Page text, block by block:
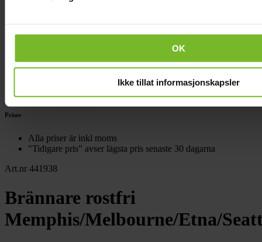
OK
Ikke tillat informasjonskapsler
om distansavtal. Meddela oss om du vill nyttja ångerrätten
inom 14 dagar efter att du har mottagit varan.
Om du har beställt varan till en av våra återförsäljare ska den
lämnas tillbaka och återbetalas där. Har du beställt varan
Priser
Alla priser är inkl moms
"Tidigare pris" avser lägsta pris senaste 30 dagarna
Art.nr 441938
Brännare rostfri
Memphis/Melbourne/Etna/